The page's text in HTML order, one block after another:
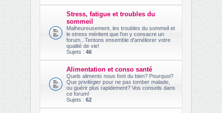
Stress, fatigue et troubles du
sommeil
Malheureusement, les troubles du sommeil et
le stress méritent que l'on y consacre un
forum...Tentons ensemble d'améliorer votre
qualité de vie!
Sujets : 46
Alimentation et conso santé
Quels aliments nous font du bien? Pourquoi?
Que privilégier pour ne pas tomber malade,
ou guérir plus rapidement? Vos conseils dans
ce forum!
Sujets : 62